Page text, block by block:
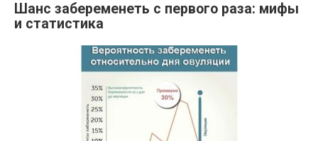
Шанс забеременеть с первого раза: мифы
и статистика